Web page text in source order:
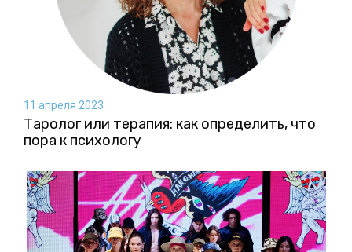
11 апреля 2023
Таролог или терапия: как определить, что
пора к психологу